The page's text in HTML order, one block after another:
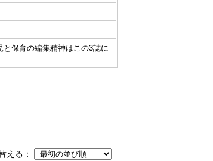
保育の編集精神はこの3誌に
える